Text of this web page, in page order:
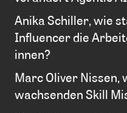
Anika Schiller, wie
Influencer die
innen?
Marc Oliver Nissen,
wachsenden Skill